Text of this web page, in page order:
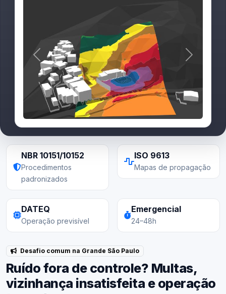
Anterior Próximo
NBR 10151/10152
Procedimentos
padronizados
ISO 9613
Mapas de propagação
DATEQ
Operação previsível
Emergencial
24–48h
Desafio comum na Grande São Paulo
Ruído fora de controle? Multas,
vizinhança insatisfeita e operação